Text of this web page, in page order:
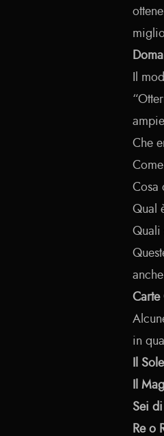
Il
Che
Cosa
Qual
Quali
Carte
in
Il Sole
Il
Sei di
Re o